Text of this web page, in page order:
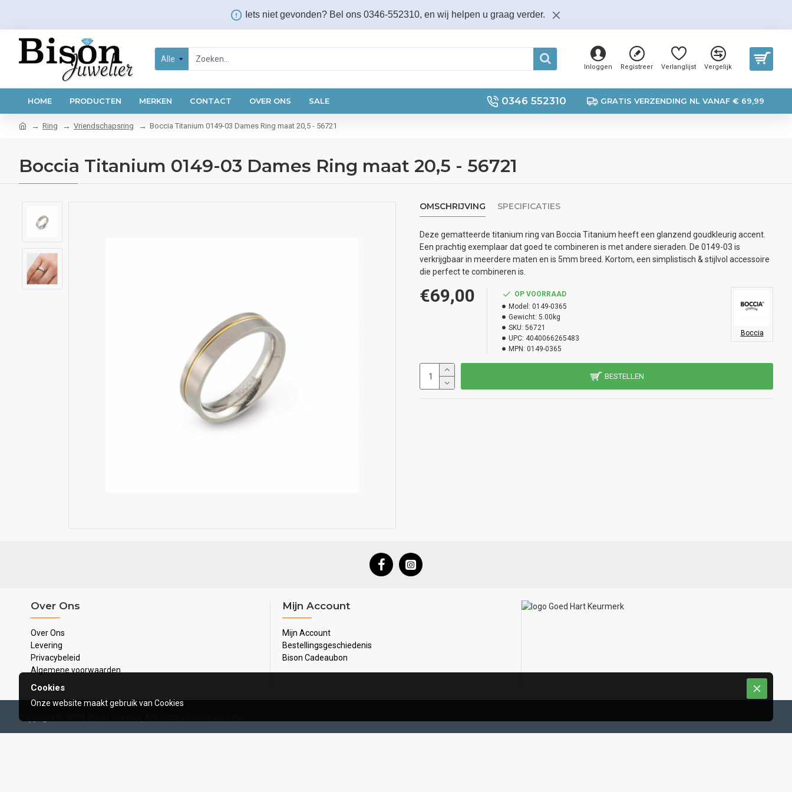
Iets niet gevonden? Bel ons 0346-552310, en wij helpen u graag verder.
Alle
Inloggen Registreer Verlanglijst Vergelijk
HOME PRODUCTEN MERKEN CONTACT OVER ONS SALE 0346 552310 GRATIS VERZENDING NL VANAF € 69,99
Ring Vriendschapsring Boccia Titanium 0149-03 Dames Ring maat 20,5 - 56721
Boccia Titanium 0149-03 Dames Ring maat 20,5 - 56721
OMSCHRIJVING SPECIFICATIES
Deze gematteerde titanium ring van Boccia Titanium heeft een glanzend goudkleurig accent.
Een prachtig exemplaar dat goed te combineren is met andere sieraden. De 0149-03 is
verkrijgbaar in meerdere maten en is 5mm breed. Kortom, een simplistisch & stijlvol accessoire
die perfect te combineren is.
€69,00
OP VOORRAAD
Model: 0149-0365
Gewicht: 5.00kg
SKU: 56721
UPC: 4040066265483
MPN: 0149-0365
Boccia
BESTELLEN
Over Ons
Over Ons
Levering
Privacybeleid
Algemene voorwaarden
Mijn Account
Mijn Account
Bestellingsgeschiedenis
Bison Cadeaubon
Copyright © 2020, Bison Juwelier, Alle rechten voorbehouden
Cookies
Onze website maakt gebruik van Cookies